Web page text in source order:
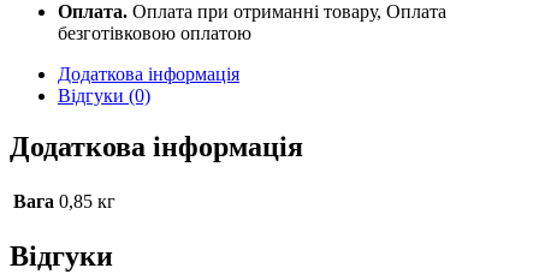
металева
INTERTOOL
KT-
quantity
Оплата. Оплата при отриманні товару, Оплата
безготівковою оплатою
Додаткова інформація
Відгуки (0)
Додаткова інформація
Вага 0,85 кг
Відгуки